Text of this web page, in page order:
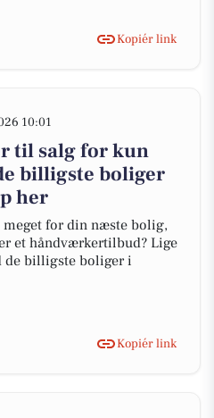
Kopiér link
10:01
til salg for kun
billigste boliger
her
for din næste bolig,
et håndværkertilbud? Lige
de billigste boliger i
Kopiér link